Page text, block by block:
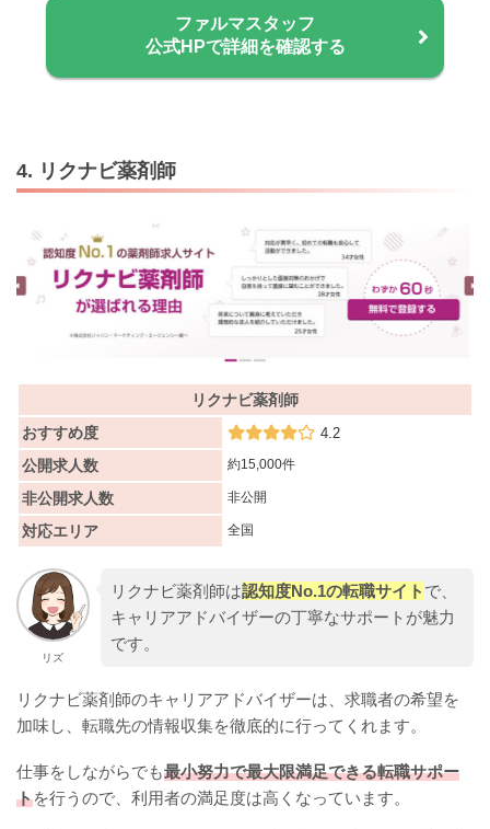
ファルマスタッフ
公式HPで詳細を確認する
4. リクナビ薬剤師
リクナビ薬剤師
おすすめ度
4.2
公開求人数 約15,000件
非公開求人数 非公開
対応エリア 全国
リズ
リクナビ薬剤師は認知度No.1の転職サイト で、
キャリアアドバイザーの丁寧なサポートが魅力
です。
リクナビ薬剤師のキャリアアドバイザーは、求職者の希望を
加味し、転職先の情報収集を徹底的に行ってくれます。
仕事をしながらでも最小努力で最大限満足できる転職サポー
トを行うので、利用者の満足度は高くなっています。